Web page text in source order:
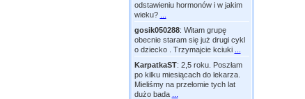
odstawieniu hormonów i w jakim
wieku?
gosik050288: Witam grupę
obecnie staram się już drugi cykl
o dziecko . Trzymajcie kciuki
KarpatkaST: 2,5 roku. Poszłam
po kilku miesiącach do lekarza.
Mieliśmy na przełomie tych lat
dużo bada